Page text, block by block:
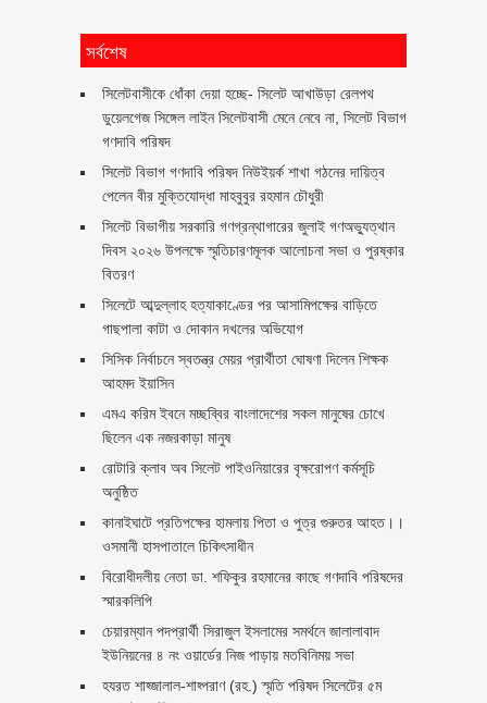
সর্বশেষ
‎সিলেটবাসীকে ধোঁকা দেয়া হচ্ছে- সিলেট আখাউড়া রেলপথ
ডুয়েলগেজ সিঙ্গেল লাইন সিলেটবাসী মেনে নেবে না, সিলেট বিভাগ
গণদাবি পরিষদ
সিলেট বিভাগ গণদাবি পরিষদ নিউইয়র্ক শাখা গঠনের দায়িত্ব
পেলেন বীর মুক্তিযোদ্ধা মাহবুবুর রহমান চৌধুরী ‎ ‎
সিলেট বিভাগীয় সরকারি গণগ্রন্থাগারের জুলাই গণঅভ্যুত্থান
দিবস ২০২৬ উপলক্ষে স্মৃতিচারণমূলক আলোচনা সভা ও পুরষ্কার
বিতরণ ‎ ‎
সিলেটে আব্দুল্লাহ হত্যাকাণ্ডের পর আসামিপক্ষের বাড়িতে
গাছপালা কাটা ও দোকান দখলের অভিযোগ
সিসিক নির্বাচনে স্বতন্ত্র মেয়র প্রার্থীতা ঘোষণা দিলেন শিক্ষক
আহমদ ইয়াসিন
এমএ করিম ইবনে মচ্ছব্বির বাংলাদেশের সকল মানুষের চোখে
ছিলেন এক নজরকাড়া মানুষ ‎
রোটারি ক্লাব অব সিলেট পাইওনিয়ারের বৃক্ষরোপণ কর্মসূচি
অনুষ্ঠিত
কানাইঘাটে প্রতিপক্ষের হামলায় পিতা ও পুত্র গুরুতর আহত।।
ওসমানী হাসপাতালে চিকিৎসাধীন
বিরোধীদলীয় নেতা ডা. শফিকুর রহমানের কাছে গণদাবি পরিষদের
স্মারকলিপি ‎
চেয়ারম্যান পদপ্রার্থী সিরাজুল ইসলামের সমর্থনে জালালাবাদ
ইউনিয়নের ৪ নং ওয়ার্ডের নিজ পাড়ায় মতবিনিময় সভা
হযরত শাহ্জালাল-শাহ্পরাণ (রহ.) স্মৃতি পরিষদ সিলেটের ৫ম